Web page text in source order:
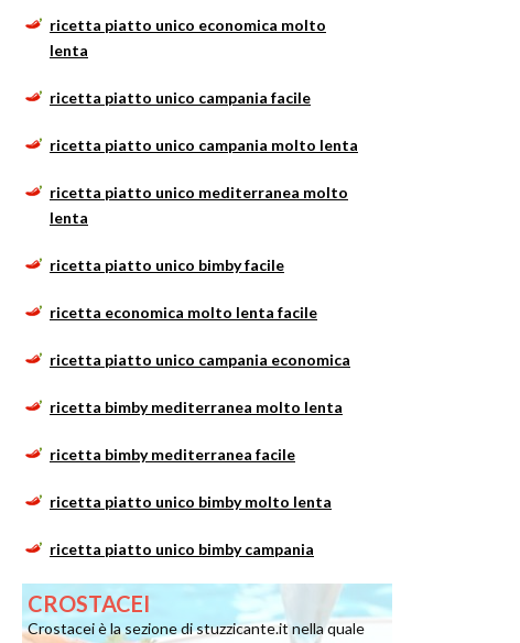
ricetta piatto unico economica molto
lenta
ricetta piatto unico campania facile
ricetta piatto unico campania molto lenta
ricetta piatto unico mediterranea molto
lenta
ricetta piatto unico bimby facile
ricetta economica molto lenta facile
ricetta piatto unico campania economica
ricetta bimby mediterranea molto lenta
ricetta bimby mediterranea facile
ricetta piatto unico bimby molto lenta
ricetta piatto unico bimby campania
CROSTACEI
Crostacei è la sezione di stuzzicante.it nella quale